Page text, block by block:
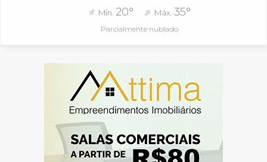
Mín. 20° Máx.35°
Parcialmente nublado